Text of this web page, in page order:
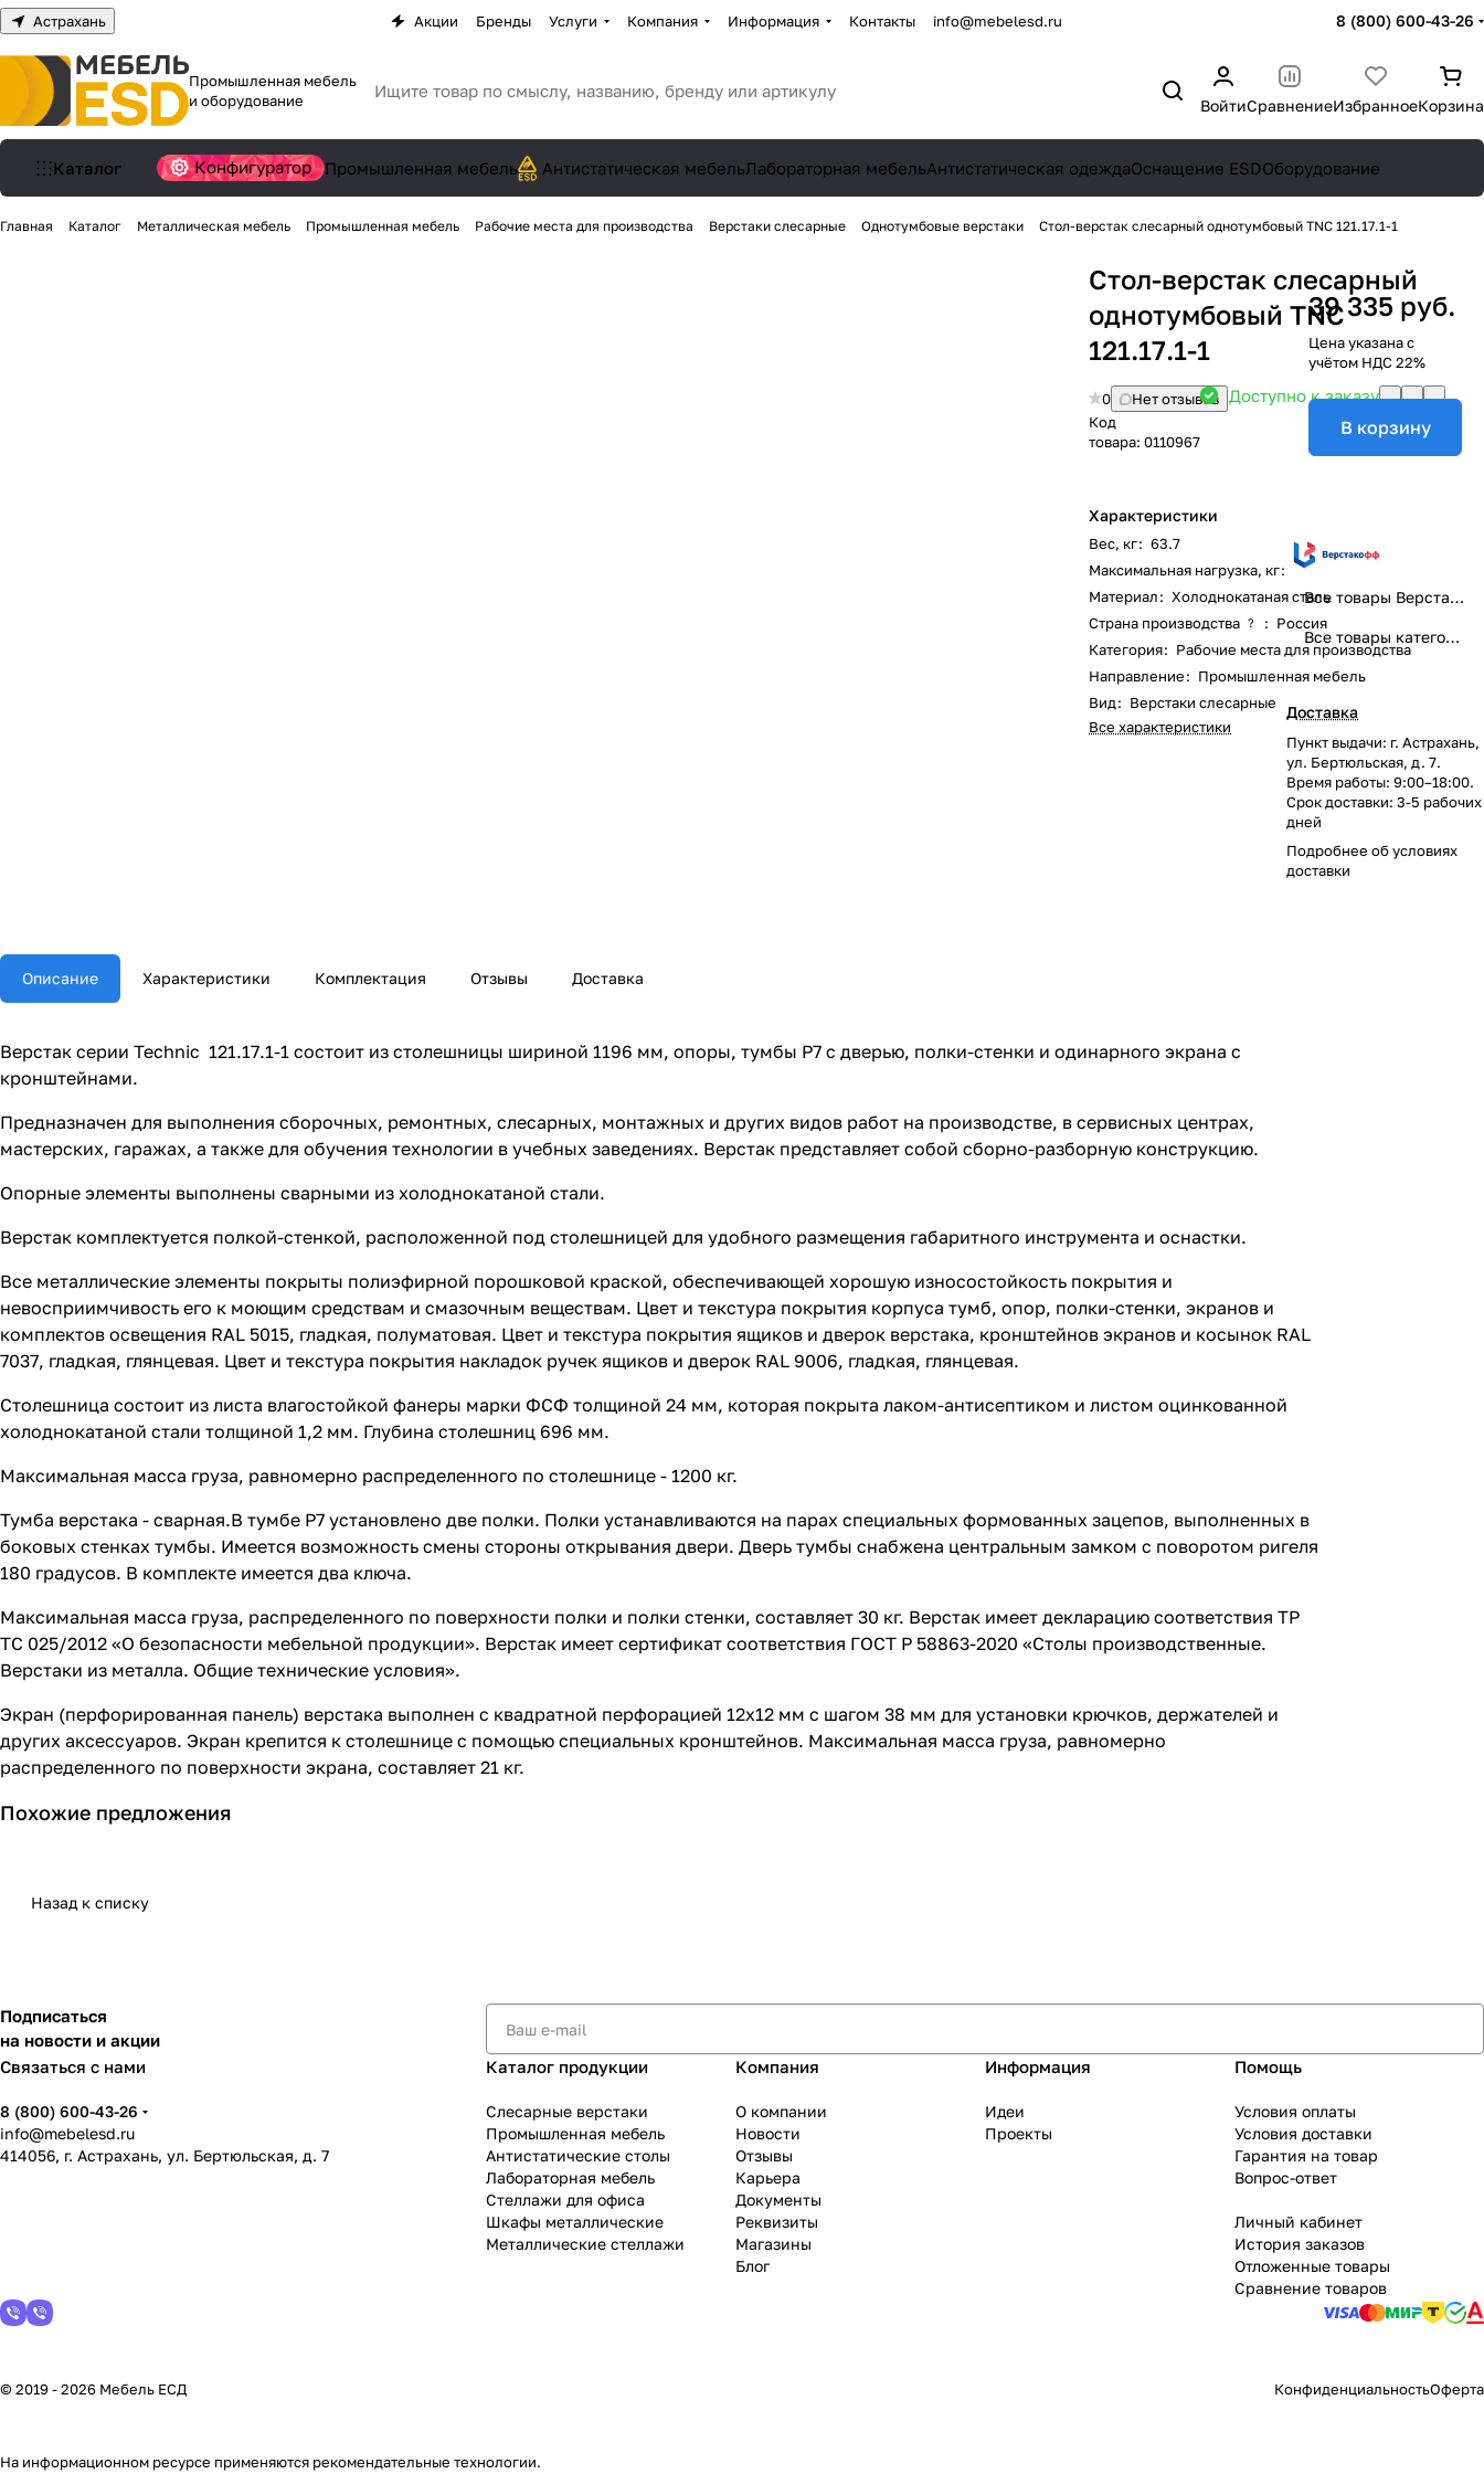
Астрахань Акции Бренды Услуги Компания Информация Контакты info@mebelesd.ru 8 (800) 600-43-26
Промышленная мебель
и оборудование
ВойтиСравнениеИзбранноеКорзина
Каталог Конфигуратор Промышленная мебель Антистатическая мебельЛабораторная мебельАнтистатическая одеждаОснащение ESDОборудование
Главная Каталог Металлическая мебель Промышленная мебель Рабочие места для производства Верстаки слесарные Однотумбовые верстаки Стол-верстак слесарный однотумбовый TNC 121.17.1-1
Стол-верстак слесарный
однотумбовый TNC
121.17.1-1
0
Нет отзывов
Код
товара: 0110967
Доступно к заказу
Характеристики
Вес, кг: 63.7
Максимальная нагрузка, кг:
1200
Материал: Холоднокатаная сталь
Страна производства ? : Россия
Категория: Рабочие места для производства
Направление: Промышленная мебель
Вид: Верстаки слесарные
Все характеристики
39 335 руб.
Цена указана с
учётом НДС 22%
В корзину
Все товары Верстакофф
Все товары категории
Доставка
Пункт выдачи: г. Астрахань,
ул. Бертюльская, д. 7.
Время работы: 9:00–18:00.
Срок доставки: 3-5 рабочих
дней
Подробнее обусловиях
доставки
Описание Характеристики Комплектация Отзывы Доставка
Верстак серии Technic 121.17.1-1 состоит из столешницы шириной 1196 мм, опоры, тумбы P7 с дверью, полки-стенки и одинарного экрана с
кронштейнами.
Предназначен для выполнения сборочных, ремонтных, слесарных, монтажных и других видов работ на производстве, в сервисных центрах,
мастерских, гаражах, а также для обучения технологии в учебных заведениях. Верстак представляет собой сборно-разборную конструкцию.
Опорные элементы выполнены сварными из холоднокатаной стали.
Верстак комплектуется полкой-стенкой, расположенной под столешницей для удобного размещения габаритного инструмента и оснастки.
Все металлические элементы покрыты полиэфирной порошковой краской, обеспечивающей хорошую износостойкость покрытия и
невосприимчивость его к моющим средствам и смазочным веществам. Цвет и текстура покрытия корпуса тумб, опор, полки-стенки, экранов и
комплектов освещения RAL 5015, гладкая, полуматовая. Цвет и текстура покрытия ящиков и дверок верстака, кронштейнов экранов и косынок RAL
7037, гладкая, глянцевая. Цвет и текстура покрытия накладок ручек ящиков и дверок RAL 9006, гладкая, глянцевая.
Столешница состоит из листа влагостойкой фанеры марки ФСФ толщиной 24 мм, которая покрыта лаком-антисептиком и листом оцинкованной
холоднокатаной стали толщиной 1,2 мм. Глубина столешниц 696 мм.
Максимальная масса груза, равномерно распределенного по столешнице - 1200 кг.
Тумба верстака - сварная.В тумбе P7 установлено две полки. Полки устанавливаются на парах специальных формованных зацепов, выполненных в
боковых стенках тумбы. Имеется возможность смены стороны открывания двери. Дверь тумбы снабжена центральным замком с поворотом ригеля
180 градусов. В комплекте имеется два ключа.
Максимальная масса груза, распределенного по поверхности полки и полки стенки, составляет 30 кг. Верстак имеет декларацию соответствия ТР
ТС 025/2012 «О безопасности мебельной продукции». Верстак имеет сертификат соответствия ГОСТ Р 58863-2020 «Столы производственные.
Верстаки из металла. Общие технические условия».
Экран (перфорированная панель) верстака выполнен с квадратной перфорацией 12х12 мм с шагом 38 мм для установки крючков, держателей и
других аксессуаров. Экран крепится к столешнице с помощью специальных кронштейнов. Максимальная масса груза, равномерно
распределенного по поверхности экрана, составляет 21 кг.
Похожие предложения
Назад к списку
Подписаться
на новости и акции
Связаться с нами
8 (800) 600-43-26
info@mebelesd.ru
414056, г. Астрахань, ул. Бертюльская, д. 7
Каталог продукции
Слесарные верстаки
Промышленная мебель
Антистатические столы
Лабораторная мебель
Стеллажи для офиса
Шкафы металлические
Металлические стеллажи
Компания
О компании
Новости
Отзывы
Карьера
Документы
Реквизиты
Магазины
Блог
Информация
Идеи
Проекты
Помощь
Условия оплаты
Условия доставки
Гарантия на товар
Вопрос-ответ
Личный кабинет
История заказов
Отложенные товары
Сравнение товаров
© 2019 - 2026 Мебель ЕСД КонфиденциальностьОферта
На информационном ресурсе применяются рекомендательные технологии.